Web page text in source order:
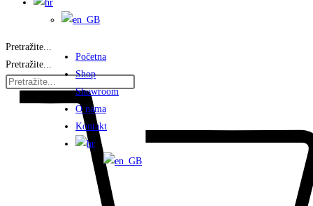
Početna
Shop
Showroom
O nama
Kontakt
Pretražite...
Pretražite...